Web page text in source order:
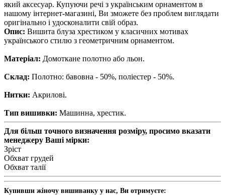
який аксесуар. Купуючи речі з українським орнаментом в
нашому інтернет-магазині, Ви зможете без проблем виглядати
оригінально і удосконалити свій образ.
Опис: Вишита блуза хрестиком у класичних мотивах
українського стилю з геометричним орнаментом.
Матеріал: Домоткане полотно або льон.
Склад: Полотно: бавовна - 50%, поліестер - 50%.
Нитки: Акрилові.
Тип вишивки: Машинна, хрестик.
Для більш точного визначення розміру, просимо вказати
менеджеру Ваші мірки:
Зріст
Обхват грудей
Обхват талії
Купивши жiночу вишиванку у нас, Ви отримуєте: